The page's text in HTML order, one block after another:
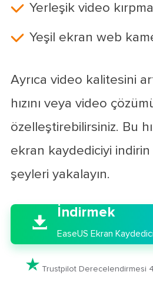
Yerleşik video
Yeşil ekran web
Ayrıca video kalitesini
hızını veya video
özelleştirebilirsiniz. Bu
ekran kaydediciyi
şeyleri yakalayın.


İndirmek
EaseUS Ekran Kaydedici
 Trustpilot Derecelendirmesi